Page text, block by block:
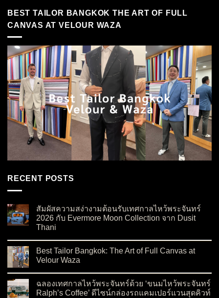
BEST TAILOR BANGKOK THE ART OF FULL
CANVAS AT VELOUR WAZA
RECENT POSTS
สัมผัสความสง่างามต้อนรับเทศกาลไหว้พระจันทร์
2026 กับ Evermore Moon Collection จาก Dusit
Thani
Best Tailor Bangkok: The Art of Full Canvas at
Velour Waza
ฉลองเทศกาลไหว้พระจันทร์ด้วย ‘ขนมไหว้พระจันทร์
Ralph’s Coffee’ ดีไซน์กล่องรถแคมเปอร์แวนสุดคิวท์